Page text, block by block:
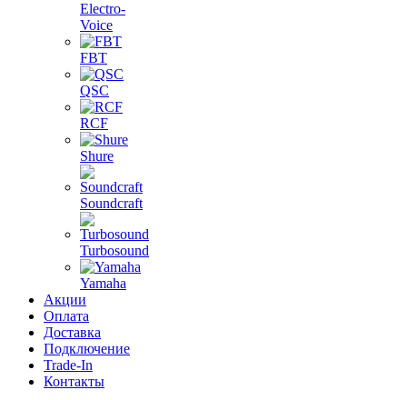
Electro-
Voice
FBT
QSC
RCF
Shure
Soundcraft
Turbosound
Yamaha
Акции
Оплата
Доставка
Подключение
Trade-In
Контакты